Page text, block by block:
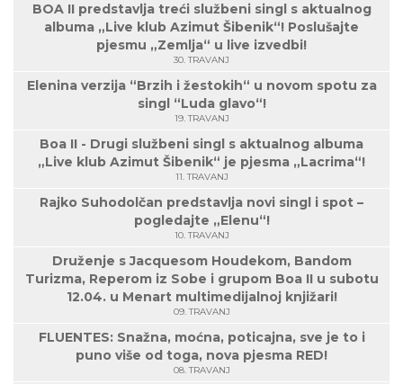
BOA II predstavlja treći službeni singl s aktualnog
albuma „Live klub Azimut Šibenik“! Poslušajte
pjesmu „Zemlja“ u live izvedbi!
30. TRAVANJ
Elenina verzija “Brzih i žestokih“ u novom spotu za
singl “Luda glavo“!
19. TRAVANJ
Boa II - Drugi službeni singl s aktualnog albuma
„Live klub Azimut Šibenik“ je pjesma „Lacrima“!
11. TRAVANJ
Rajko Suhodolčan predstavlja novi singl i spot –
pogledajte „Elenu“!
10. TRAVANJ
Druženje s Jacquesom Houdekom, Bandom
Turizma, Reperom iz Sobe i grupom Boa II u subotu
12.04. u Menart multimedijalnoj knjižari!
09. TRAVANJ
FLUENTES: Snažna, moćna, poticajna, sve je to i
puno više od toga, nova pjesma RED!
08. TRAVANJ